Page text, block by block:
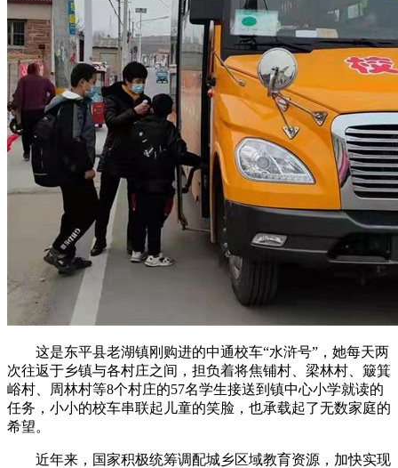
这是东平县老湖镇刚购进的中通校车“水浒号”，她每天两
次往返于乡镇与各村庄之间，担负着将焦铺村、梁林村、簸箕
峪村、周林村等8个村庄的57名学生接送到镇中心小学就读的
任务，小小的校车串联起儿童的笑脸，也承载起了无数家庭的
希望。
近年来，国家积极统筹调配城乡区域教育资源，加快实现